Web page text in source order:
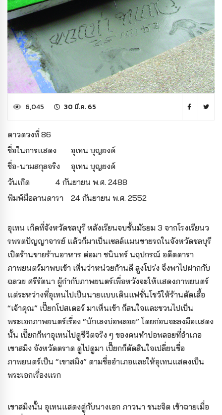
6,045 30 มี.ค. 65
ดาวดวงที่ 86
ชื่อในการแสดง
อุเทน บุญยงค์
ชื่อ-นามสกุลจริง
อุเทน บุญยงค์
วันเกิด
4 กันยายน พ.ศ. 2488
พิมพ์มือลานดารา
24 กันยายน พ.ศ. 2552
อุเทน เกิดที่จังหวัดชลบุรี หลังเรียนจบชั้นมัธยม 3 จากโรงเรียนว
รพรตปัญญาจารย์ แล้วก็มาเป็นเซลล์แมนขายรถในจังหวัดชลบุรี
เปิดร้านขายร้านอาหาร ต่อมา ชนินทร์ นฤปกรณ์ อดีตดารา
ภาพยนตร์มาพบเข้า เห็นว่าหน่วยก้านดี สูงโปร่ง จึงพาไปฝากกับ
ฉลวย ศรีรัตนา ผู้กำกับภาพยนตร์เพื่อหวังจะให้แสดงภาพยนตร์
แต่ระหว่างที่อุเทนไปเป็นนายแบบเดินแฟชั่นโชว์ให้ร้านตัดเสื้อ
“เจ้าคุณ” เปี๊ยกโปสเตอร์ มาเห็นเข้า ก็สนใจและชวนไปเป็น
พระเอกภาพยนตร์เรื่อง “นักเลงบ่อพลอย” โดยก่อนจะลงมือแสดง
นั้น เปี๊ยกก็พาอุเทนไปดูชีวิตจริง ๆ ของคนทำบ่อพลอยที่อำเภอ
เขาสมิง จังหวัดตราด ดูไปดูมา เปี๊ยกก็ตัดสินใจเปลี่ยนชื่อ
ภาพยนตร์เป็น “เขาสมิง” ตามชื่ออำเภอและให้อุเทนแสดงเป็น
พระเอกเรื่องแรก
เขาสมิงนั้น อุเทนแสดงคู่กับนางเอก ภาวนา ชนะจิต เข้าฉายเมื่อ